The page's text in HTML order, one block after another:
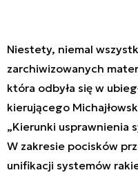
Niestety, niemal
zarchiwizowanych
która odbyła się w
kierującego
„Kierunki usprawnienia
W zakresie pocisków
unifikacji systemów